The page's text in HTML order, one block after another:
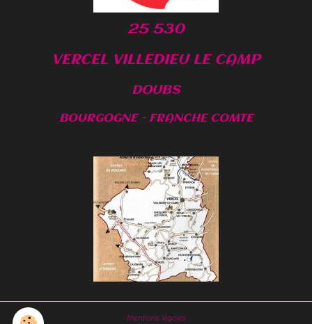
25 530
VERCEL VILLEDIEU LE CAMP
DOUBS
BOURGOGNE - FRANCHE COMTE
Mentions légales